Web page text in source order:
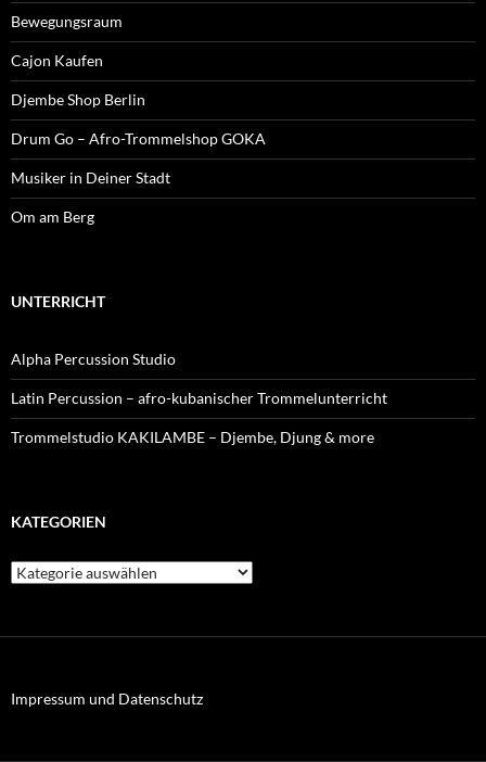
Bewegungsraum
Cajon Kaufen
Djembe Shop Berlin
Drum Go – Afro-Trommelshop GOKA
Musiker in Deiner Stadt
Om am Berg
UNTERRICHT
Alpha Percussion Studio
Latin Percussion – afro-kubanischer Trommelunterricht
Trommelstudio KAKILAMBE – Djembe, Djung & more
KATEGORIEN
Kategorien
Impressum und Datenschutz